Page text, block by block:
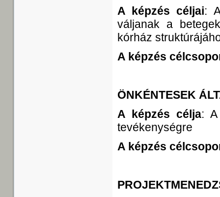
A képzés céljai:
váljanak a
kórház
A képzés
ÖNKÉNTESEK
A képzés célja: A
tevékenységre
A képzés